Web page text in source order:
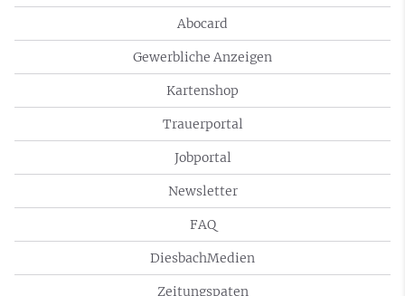
Abocard
Gewerbliche Anzeigen
Kartenshop
Trauerportal
Jobportal
Newsletter
FAQ
DiesbachMedien
Zeitungspaten